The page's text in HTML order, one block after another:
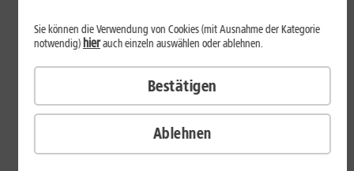
Tests & Vergleiche
Ablehnen
Sie können die Verwendung von Cookies (mit Ausnahme der Kategorie
notwendig) hierauch einzeln auswählen oder ablehnen.
Bestätigen